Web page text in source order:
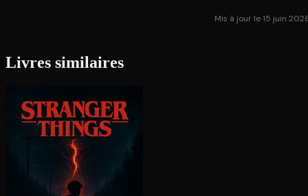
Mis à jour le 15 juin
Livres similaires